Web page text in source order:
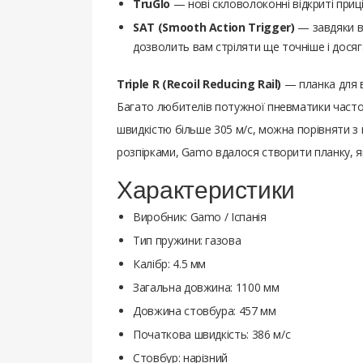
TruGlo — нові скловолоконні відкриті
SAT (Smooth Action Trigger) — завдяки
дозволить вам стріляти ще точніше і
Triple R (Recoil Reducing Rail) — планка для
Багато любителів потужної пневматики
швидкістю більше 305 м/с, можна порівняти з
розпірками, Gamo вдалося створити планку,
Характеристики
Виробник: Gamo / Іспанія
Тип пружини: газова
Калібр: 4.5 мм
Загальна довжина: 1100 мм
Довжина стовбура: 457 мм
Початкова швидкість: 386 м/с
Стовбур: нарізний